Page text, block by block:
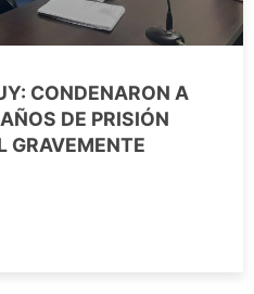
CONDENARON A
DE PRISIÓN
GRAVEMENTE